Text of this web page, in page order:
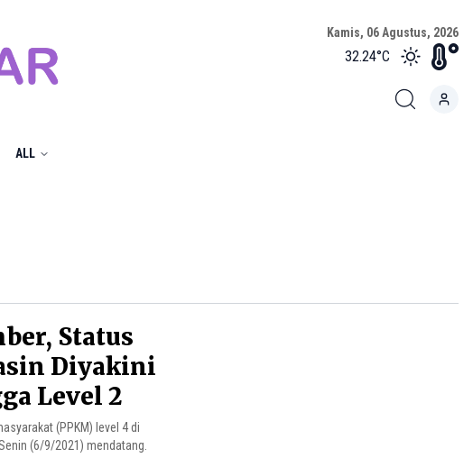
Kamis, 06 Agustus, 2026
32.24°C
ALL
Status
Diyakini
Level 2
(PPKM) level 4 di
(6/9/2021) mendatang.